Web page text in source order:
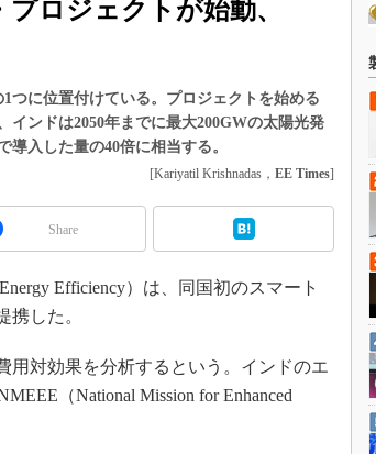
IIFES
TECHNO-FRONTIER
人テク展
EdgeTech+
AUTOMOTIVE WORLD
産業オープンネット展
組み込み画像技術
組み込みモデリング
ISO26262
3Dプリンタ
S＆OP
インダストリー4.0
ロジェクトが始動、
つに位置付けている。プロジェクトを始める
ンドは2050年までに最大200GWの太陽光発
入した量の40倍に相当する。
[Kariyatil Krishnadas， EE Times]
Share
Efficiency）は、同国初のスマート
した。
対効果を分析するという。インドのエ
（National Mission for Enhanced